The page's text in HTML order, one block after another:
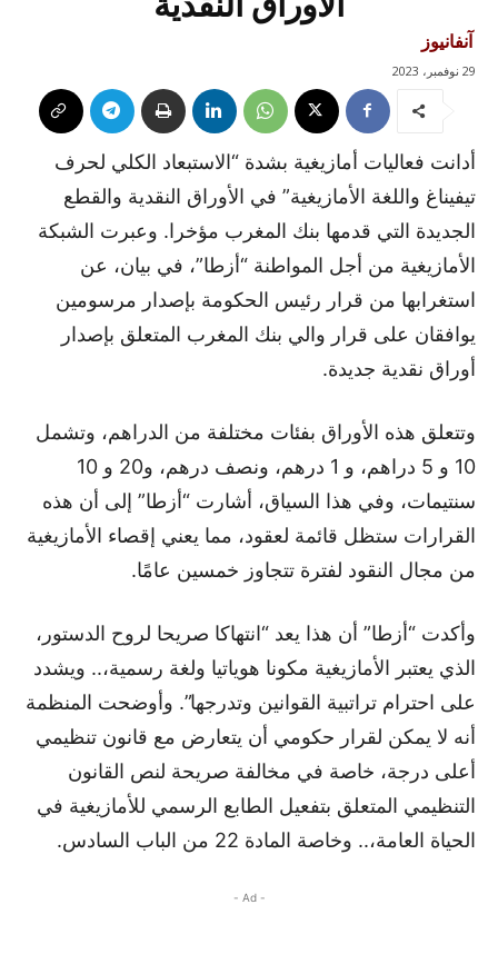
آنفانيوز
29 نوفمبر، 2023
أدانت فعاليات أمازيغية بشدة “الاستبعاد الكلي لحرف
تيفيناغ واللغة الأمازيغية” في الأوراق النقدية والقطع
الجديدة التي قدمها بنك المغرب مؤخرا. وعبرت الشبكة
الأمازيغية من أجل المواطنة “أزطا”، في بيان، عن
استغرابها من قرار رئيس الحكومة بإصدار مرسومين
يوافقان على قرار والي بنك المغرب المتعلق بإصدار
أوراق نقدية جديدة.
وتتعلق هذه الأوراق بفئات مختلفة من الدراهم، وتشمل
10 و 5 دراهم، و 1 درهم، ونصف درهم، و20 و 10
سنتيمات، وفي هذا السياق، أشارت “أزطا” إلى أن هذه
القرارات ستظل قائمة لعقود، مما يعني إقصاء الأمازيغية
من مجال النقود لفترة تتجاوز خمسين عامًا.
وأكدت “أزطا” أن هذا يعد “انتهاكا صريحا لروح الدستور،
الذي يعتبر الأمازيغية مكونا هوياتيا ولغة رسمية،.. ويشدد
على احترام تراتبية القوانين وتدرجها”. وأوضحت المنظمة
أنه لا يمكن لقرار حكومي أن يتعارض مع قانون تنظيمي
أعلى درجة، خاصة في مخالفة صريحة لنص القانون
التنظيمي المتعلق بتفعيل الطابع الرسمي للأمازيغية في
الحياة العامة،.. وخاصة المادة 22 من الباب السادس.
- Ad -